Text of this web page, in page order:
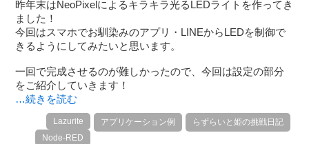
昨年末はNeoPixelによるキラキラ光るLEDライトを作ってき
ました！
今回はスマホでお馴染みのアプリ・LINEからLEDを制御で
きるようにしてみたいと思います。
一回で完成させるのが難しかったので、今回は設定の部分
をご紹介していきます！
…続きを読む
らずらいと姫の挑戦日記
アプリケーション例
Lazurite
Node-RED